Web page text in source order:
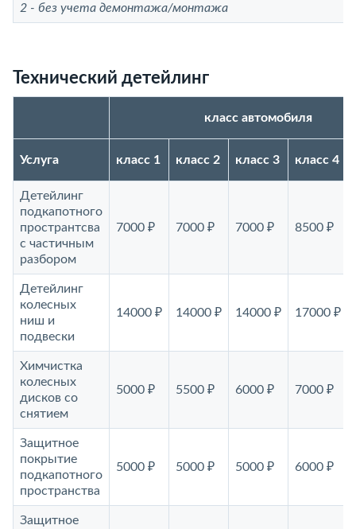
2 - без учета демонтажа/монтажа
Технический детейлинг
класс автомобиля
Услуга класс 1 класс 2 класс 3 класс 4
Детейлинг
подкапотного
пространтсва
с частичным
разбором
7000 ₽ 7000 ₽ 7000 ₽ 8500 ₽
Детейлинг
колесных
ниш и
подвески
14000 ₽ 14000 ₽ 14000 ₽ 17000 ₽
Химчистка
колесных
дисков со
снятием
5000 ₽ 5500 ₽ 6000 ₽ 7000 ₽
Защитное
покрытие
подкапотного
пространства
5000 ₽ 5000 ₽ 5000 ₽ 6000 ₽
Защитное